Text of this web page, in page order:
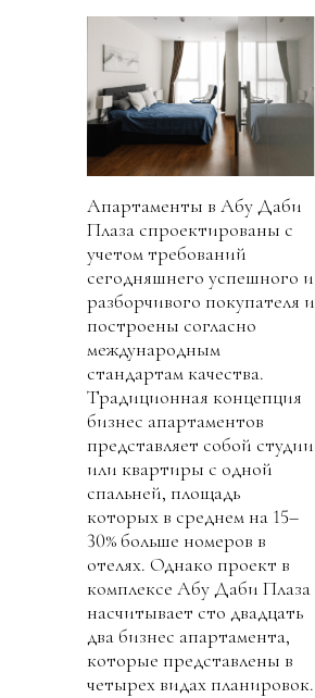
Апартаменты в Абу Даби
Плаза спроектированы с
учетом требований
сегодняшнего успешного и
разборчивого покупателя и
построены согласно
международным
стандартам качества.
Традиционная концепция
бизнес апартаментов
представляет собой студии
или квартиры с одной
спальней, площадь
которых в среднем на 15–
30% больше номеров в
отелях. Однако проект в
комплексе Абу Даби Плаза
насчитывает сто двадцать
два бизнес апартамента,
которые представлены в
четырех видах планировок.